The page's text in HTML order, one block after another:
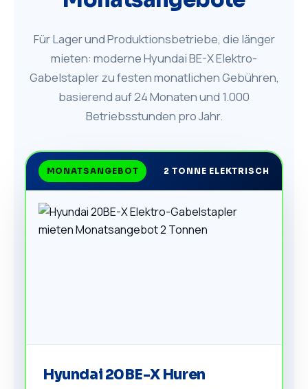
Für Lager und Produktionsbetriebe, die länger
mieten: moderne Hyundai BE-X Elektro-
Gabelstapler zu festen monatlichen Gebühren,
basierend auf 24 Monaten und 1.000
Betriebsstunden pro Jahr.
MONATSANGEBOT 2 TONNE ELEKTRISCH
Hyundai 20BE-X Huren